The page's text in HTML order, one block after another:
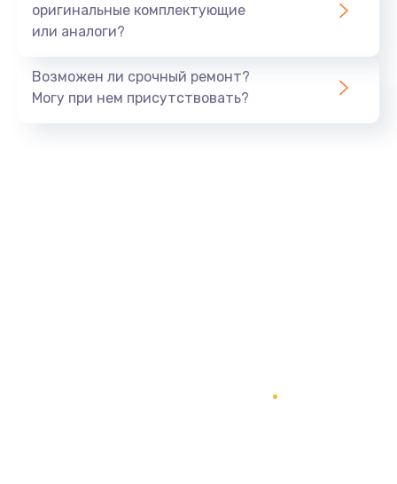
Заказать
оригинальные комплектующие
или аналоги?
Возможен ли срочный ремонт?
Могу при нем присутствовать?